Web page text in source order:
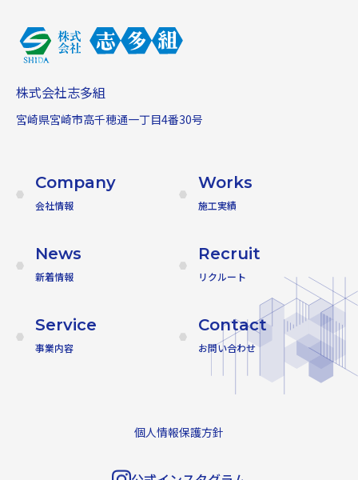
株式会社志多組
宮崎県宮崎市高千穂通一丁目4番30号
Company
会社情報
Works
施工実績
News
新着情報
Recruit
リクルート
Service
事業内容
Contact
お問い合わせ
個人情報保護方針